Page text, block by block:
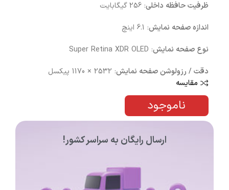
ظرفیت حافظه داخلی: 256 گیگابایت
اندازه صفحه نمایش: 6.1 اینچ
نوع صفحه نمایش: Super Retina XDR OLED
دقت / رزولوشن صفحه نمایش: 2532 × 1170 پیکسل
مقایسه
ناموجود
ارسال رایگان به سراسر کشور!